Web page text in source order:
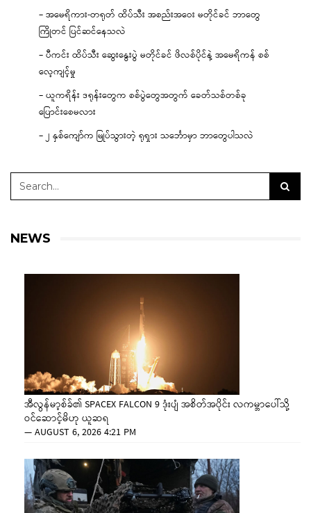
– အမေရိကား-တရုတ် ထိပ်သီး အစည်းအဝေး မတိုင်ခင် ဘာတွေ
ကြိုတင် ပြင်ဆင်နေသလဲ
– ပီကင်း ထိပ်သီး ဆွေးနွေးပွဲ မတိုင်ခင် ဖိလစ်ပိုင်နဲ့ အမေရိကန် စစ်
လေ့ကျင့်မှု
– ယူကရိန်း ဒရုန်းတွေက စစ်ပွဲတွေအတွက် ခေတ်သစ်တစ်ခု
ပြောင်းစေမလား
– ၂ နှစ်ကျော်က မြုပ်သွားတဲ့ ရုရှား သင်္ဘောမှာ ဘာတွေပါသလဲ
NEWS
အီလွန်မာ့စ်ခ်၏ SPACEX FALCON 9 ဒုံးပျံ အစိတ်အပိုင်း လကမ္ဘာပေါ်သို့
ဝင်ဆောင့်မိဟု ယူဆရ
—AUGUST 6, 2026 4:21 PM